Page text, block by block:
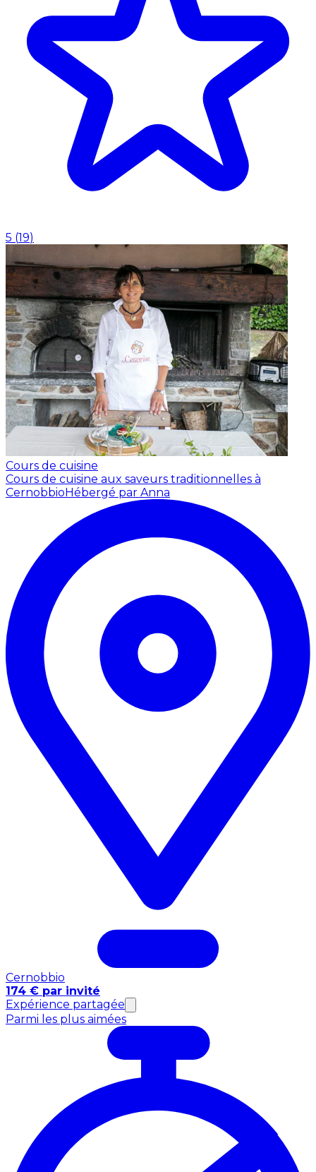
5 (19)
Cours de cuisine
Cours de cuisine aux saveurs traditionnelles à
CernobbioHébergé par Anna
Cernobbio
174 € par invité
Expérience partagée
Parmi les plus aimées